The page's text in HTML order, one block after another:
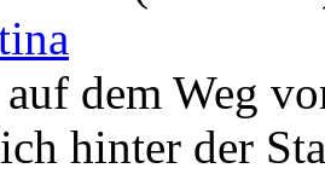
dem Weg
hinter der